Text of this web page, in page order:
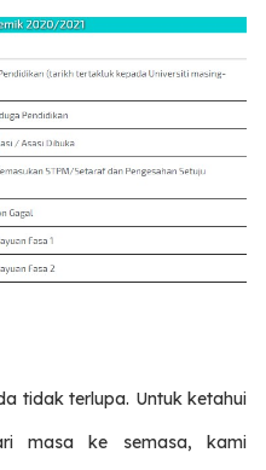
tidak terlupa. Untuk ketahui
masa ke semasa, kami